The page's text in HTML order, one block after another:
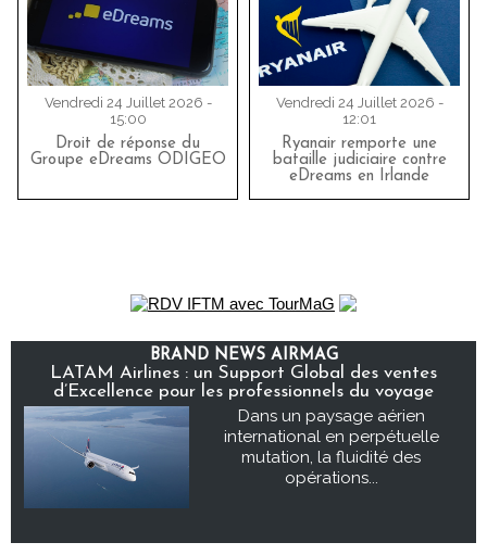
Vendredi 24 Juillet 2026 -
15:00
Droit de réponse du
Groupe eDreams ODIGEO
Vendredi 24 Juillet 2026 -
12:01
Ryanair remporte une
bataille judiciaire contre
eDreams en Irlande
BRAND NEWS AIRMAG
LATAM Airlines : un Support Global des ventes
d’Excellence pour les professionnels du voyage
Dans un paysage aérien
international en perpétuelle
mutation, la fluidité des
opérations...